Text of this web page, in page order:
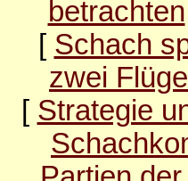
betrachten
[ Schach
zwei
[ Strategie